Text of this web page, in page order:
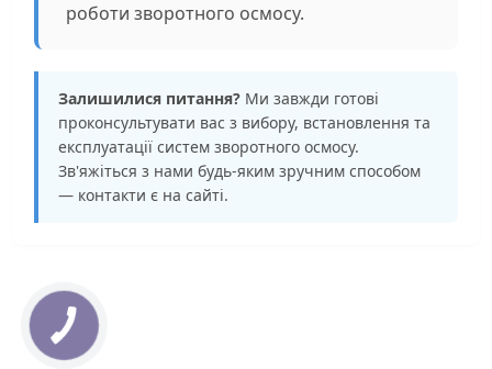
роботи зворотного осмосу.
Залишилися питання? Ми завжди готові
проконсультувати вас з вибору, встановлення та
експлуатації систем зворотного осмосу.
Зв'яжіться з нами будь-яким зручним способом
— контакти є на сайті.